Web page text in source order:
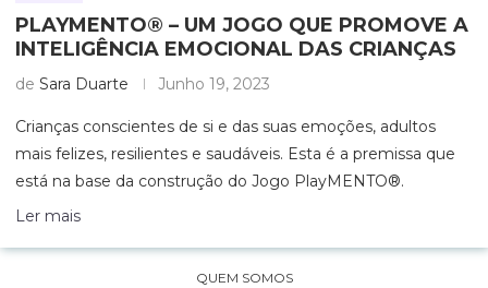
PLAYMENTO® – UM JOGO QUE PROMOVE A
INTELIGÊNCIA EMOCIONAL DAS CRIANÇAS
de Sara Duarte Junho 19, 2023
Crianças conscientes de si e das suas emoções, adultos
mais felizes, resilientes e saudáveis. Esta é a premissa que
está na base da construção do Jogo PlayMENTO®.
Ler mais
QUEM SOMOS